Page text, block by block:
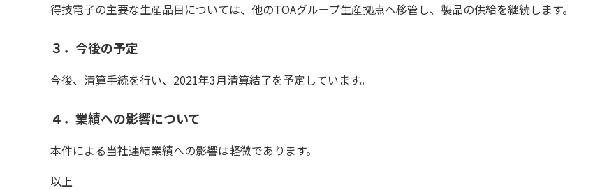
得技電子の主要な生産品目については、他のTOAグループ生産拠点へ移管し、製品の供給を継続します。
３．今後の予定
今後、清算手続を行い、2021年3月清算結了を予定しています。
４．業績への影響について
本件による当社連結業績への影響は軽微であります。
以上